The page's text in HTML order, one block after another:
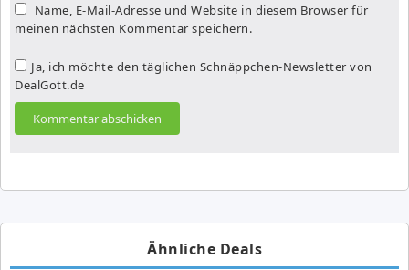
Name, E-Mail-Adresse und Website in diesem Browser für
meinen nächsten Kommentar speichern.
Ja, ich möchte den täglichen Schnäppchen-Newsletter von
DealGott.de
Ähnliche Deals